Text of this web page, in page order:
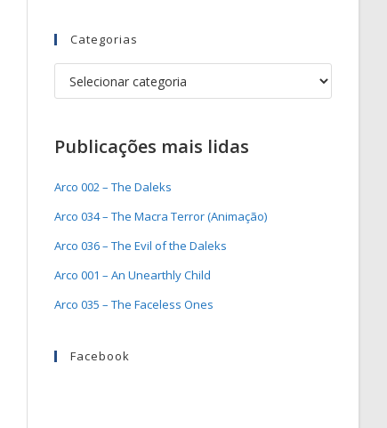
Categorias
Categorias
Publicações mais lidas
Arco 002 – The Daleks
Arco 034 – The Macra Terror (Animação)
Arco 036 – The Evil of the Daleks
Arco 001 – An Unearthly Child
Arco 035 – The Faceless Ones
Facebook